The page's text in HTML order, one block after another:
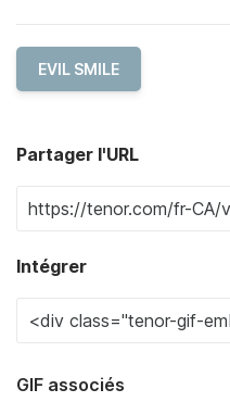
EVIL SMILE
Partager l'URL
Intégrer
GIF associés